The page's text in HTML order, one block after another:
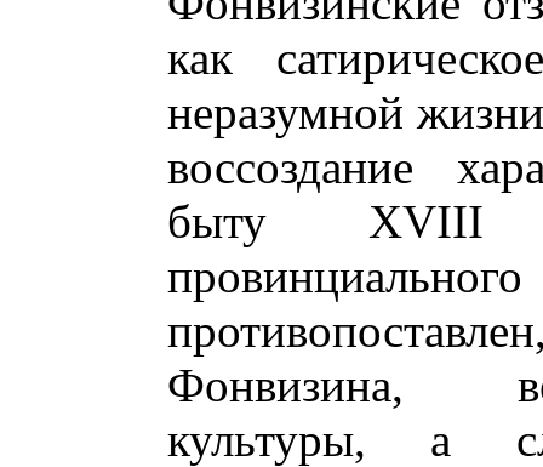
как
неразумной
воссоздание
быту XVIII
Фонвизина,
культуры, а